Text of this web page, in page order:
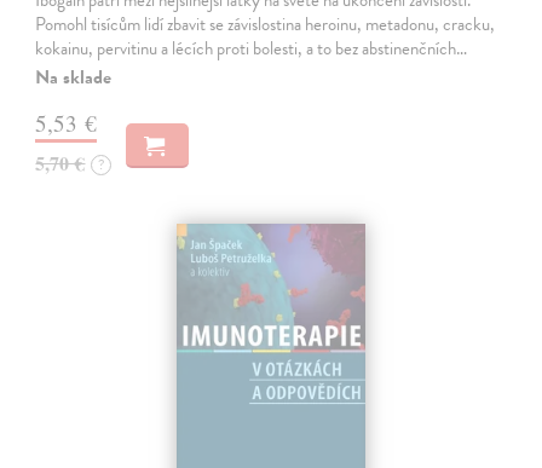
Pomohl tisícům lidí zbavit se závislostina heroinu, metadonu, cracku,
kokainu, pervitinu a lécích proti bolesti, a to bez abstinenčních…
Na sklade
5,53 €
5,70 € ?